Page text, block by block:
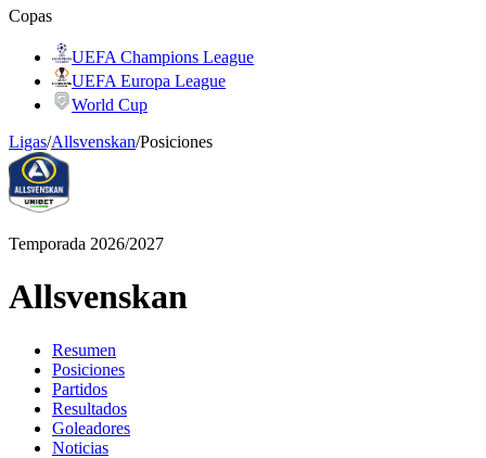
Copas
UEFA Champions League
UEFA Europa League
World Cup
Ligas/Allsvenskan/Posiciones
Temporada 2026/2027
Allsvenskan
Resumen
Posiciones
Partidos
Resultados
Goleadores
Noticias